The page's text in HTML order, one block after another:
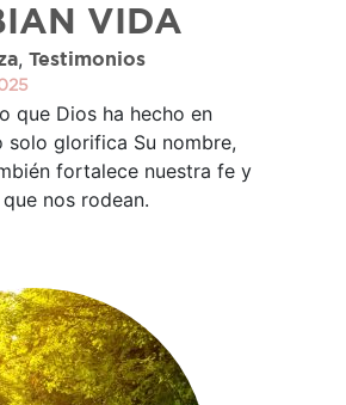
VIDA
, Testimonios
que Dios ha hecho en
solo glorifica Su nombre,
fortalece nuestra fe y
nos rodean.